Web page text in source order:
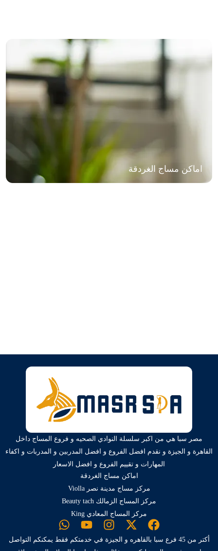
اماكن مساج الغردقة
مصر سبا هي من اكبر سلسلة النوادي الصحيه و فروع المساج داخل
القاهرة و الجيزة و نقدم افضل الفروع و افضل المدربين و المدربات و اكفاء
المهارات و تقييم الفروع و افضل الاسعار
اماكن مساج الغردقة
مركز مساج مدينة نصر Violla
مركز المساج الزمالك Beauty tach
مركز المساج المعادي King
أكتر من 45 فرع سبا بالقاهره و الجيزة في خدمتكم فقط يمكنكم التواصل